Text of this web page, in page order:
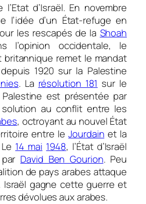
d’Israël. En novembre
l’idée d’un État-refuge en
les rescapés de la Shoah
l’opinion occidentale, le
britannique remet le mandat
1920 sur la Palestine
. La résolution 181 sur le
est présentée par
solution au conflit entre les
, octroyant au nouvel État
entre leJourdain et la
14 mai 1948, l’État d’Israël
David Ben Gourion. Peu
de pays arabes attaque
Israël gagne cette guerre et
dévolues aux arabes.